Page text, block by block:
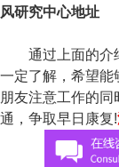
风研究中心地址
通过上面的介绍
一定了解，希望能
朋友注意工作的
通，争取早日康复!